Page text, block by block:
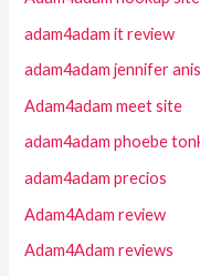
adam4adam it review
adam4adam jennifer
Adam4adam meet site
adam4adam phoebe
adam4adam precios
Adam4Adam review
Adam4Adam reviews